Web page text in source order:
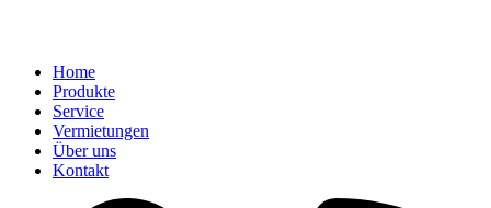
Home
Produkte
Service
Vermietungen
Über uns
Kontakt